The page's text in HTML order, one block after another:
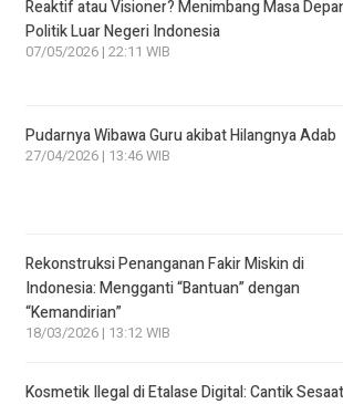
Reaktif atau Visioner? Menimbang Masa
Politik Luar Negeri Indonesia
07/05/2026 | 22:11 WIB
Pudarnya Wibawa Guru akibat Hilangnya Adab
27/04/2026 | 13:46 WIB
Rekonstruksi Penanganan Fakir Miskin di
Indonesia: Mengganti “Bantuan” dengan
“Kemandirian”
18/03/2026 | 13:12 WIB
Kosmetik Ilegal di Etalase Digital: Cantik